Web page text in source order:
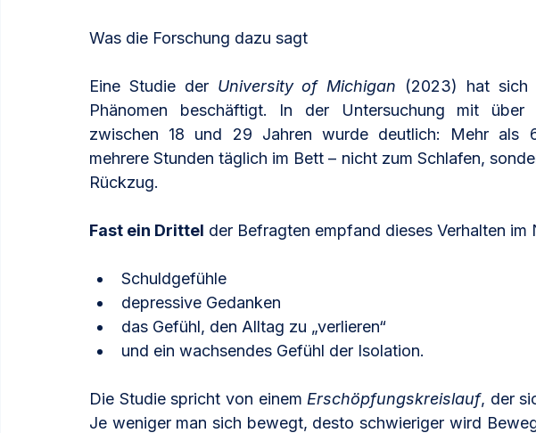
Was die Forschung dazu sagt
Eine Studie der University of Michigan (2023) hat sich
Phänomen beschäftigt. In der Untersuchung mit über
zwischen 18 und 29 Jahren wurde deutlich: Mehr als
mehrere Stunden täglich im Bett – nicht zum Schlafen,
Rückzug.
Fast ein Drittel der Befragten empfand dieses Verhalten im
Schuldgefühle
depressive Gedanken
das Gefühl, den Alltag zu „verlieren“
und ein wachsendes Gefühl der Isolation.
Die Studie spricht von einem Erschöpfungskreislauf, der
Je weniger man sich bewegt, desto schwieriger wird